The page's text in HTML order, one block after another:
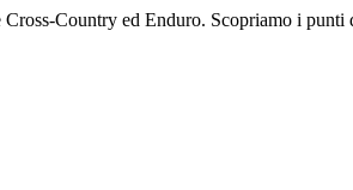
Country ed Enduro. Scopriamo i punti